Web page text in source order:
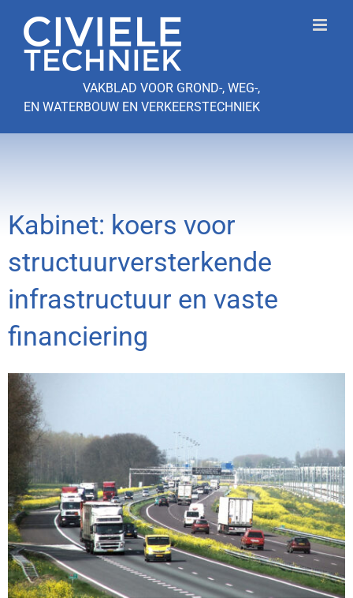
naar
inhoud
VAKBLAD VOOR GROND-, WEG-,
EN WATERBOUW EN VERKEERSTECHNIEK
Kabinet: koers voor
structuurversterkende
infrastructuur en vaste
financiering